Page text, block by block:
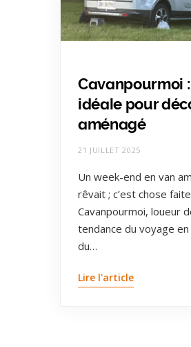
Cavanpourmoi
idéale pour
aménagé
21 JUILLET 2025
Un week-end en van
rêvait ; c’est chose
Cavanpourmoi, loueur
tendance du voyage en
du…
Lire l'article